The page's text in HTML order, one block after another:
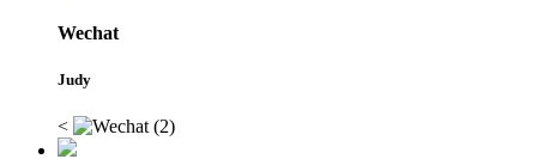
Wechat
Judy
<